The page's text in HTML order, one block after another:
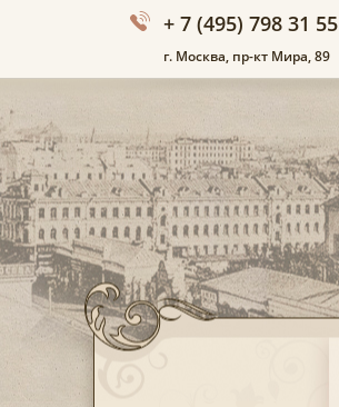
+ 7 (495) 798 31 55
г. Москва, пр-кт Мира, 89